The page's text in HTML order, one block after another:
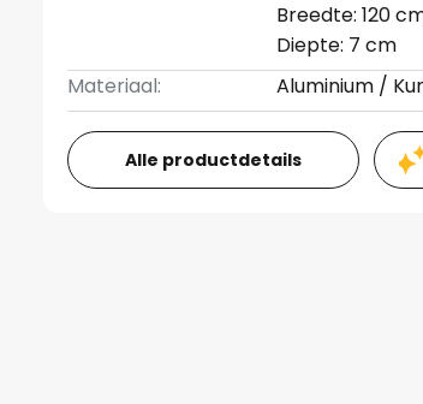
Breedte: 120
Diepte: 7 cm
Materiaal:
Aluminium /
Alle productdetails